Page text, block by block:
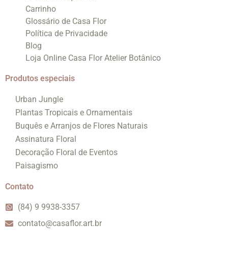
Carrinho
Glossário de Casa Flor
Política de Privacidade
Blog
Loja Online Casa Flor Atelier Botânico
Produtos especiais
Urban Jungle
Plantas Tropicais e Ornamentais
Buquês e Arranjos de Flores Naturais
Assinatura Floral
Decoração Floral de Eventos
Paisagismo
Contato
(84) 9 9938-3357
contato@casaflor.art.br